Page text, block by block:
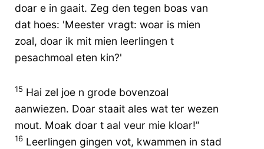
doar e in gaait. Zeg den tegen boas van
dat hoes: 'Meester vragt: woar is mien
zoal, doar ik mit mien leerlingen t
pesachmoal eten kin?'
15 Hai zel joe n grode bovenzoal
aanwiezen. Doar staait ales wat ter wezen
mout. Moak doar t aal veur mie kloar!”
16 Leerlingen gingen vot, kwammen in stad